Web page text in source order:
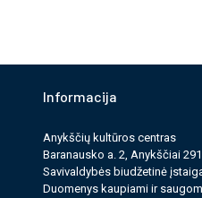
Informacija
Anykščių kultūros cen­tras
Baranausko a. 2, Anykščiai
Savi­valdy­bės biudžet­inė
Duomenys kau­pi­ami ir